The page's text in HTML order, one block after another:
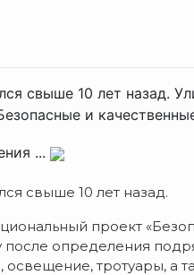
свыше 10 лет назад.
и
...
свыше 10 лет назад.
проект
после определения
тротуары, а